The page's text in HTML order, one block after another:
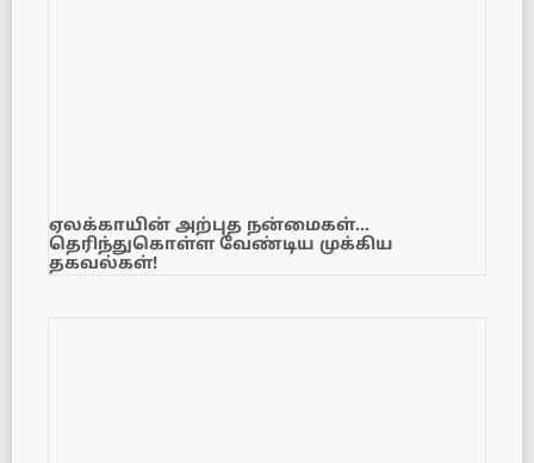
ஏலக்காயின் அற்புத நன்மைகள்…
தெரிந்துகொள்ள வேண்டிய முக்கிய
தகவல்கள்!